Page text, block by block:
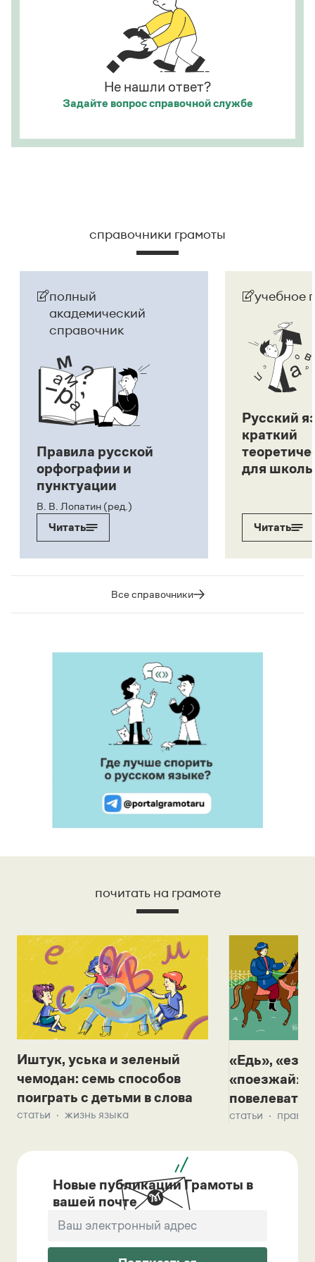
посмотрела на него, как[смотрят
Не нашли ответ?
Задайте вопроссправочной службе
справочники грамоты
полный
академический
справочник
Правила русской
орфографии и
пунктуации
В. В. Лопатин (ред.)
Читать
учебное
Русский
краткий
для
Читать
Все справочники
почитать на грамоте
Иштук, уська и зеленый
чемодан: семь способов
поиграть с детьми в слова
статьи жизнь языка
«Едь»,
«поезжай»?
повелевать
статьи
Новые публикации Грамоты в
вашей почте